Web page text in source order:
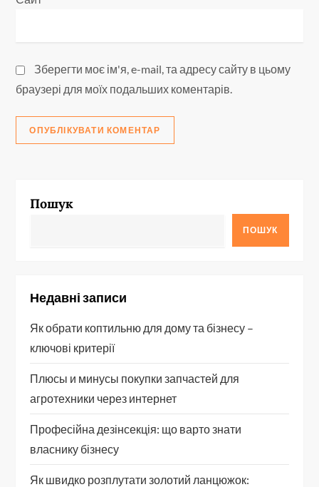
Зберегти моє ім'я, e-mail, та адресу сайту в цьому
браузері для моїх подальших коментарів.
Пошук
ПОШУК
Недавні записи
Як обрати коптильню для дому та бізнесу –
ключові критерії
Плюсы и минусы покупки запчастей для
агротехники через интернет
Професійна дезінсекція: що варто знати
власнику бізнесу
Як швидко розплутати золотий ланцюжок: